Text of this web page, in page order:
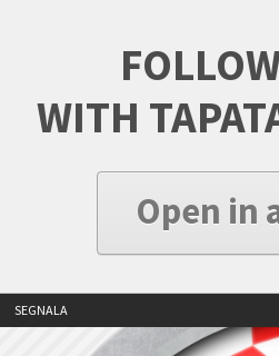
WITH
Open in
SEGNALA